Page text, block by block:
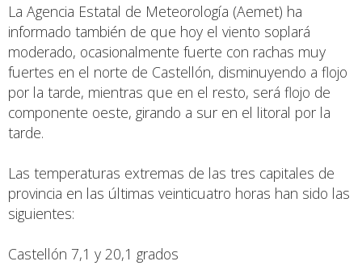
La Agencia Estatal de Meteorología (Aemet) ha
informado también de que hoy el viento soplará
moderado, ocasionalmente fuerte con rachas muy
fuertes en el norte de Castellón, disminuyendo a flojo
por la tarde, mientras que en el resto, será flojo de
componente oeste, girando a sur en el litoral por la
tarde.
Las temperaturas extremas de las tres capitales de
provincia en las últimas veinticuatro horas han sido las
siguientes:
Castellón 7,1 y 20,1 grados